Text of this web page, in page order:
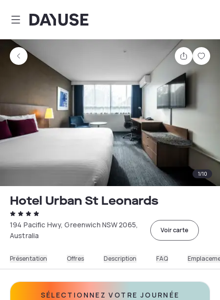
Dayuse
Partager
1/10
Hotel Urban St Leonards
194 Pacific Hwy, Greenwich NSW 2065,
Australia
Voir carte
Présentation Offres Description FAQ
SÉLECTIONNEZ VOTRE JOURNÉE